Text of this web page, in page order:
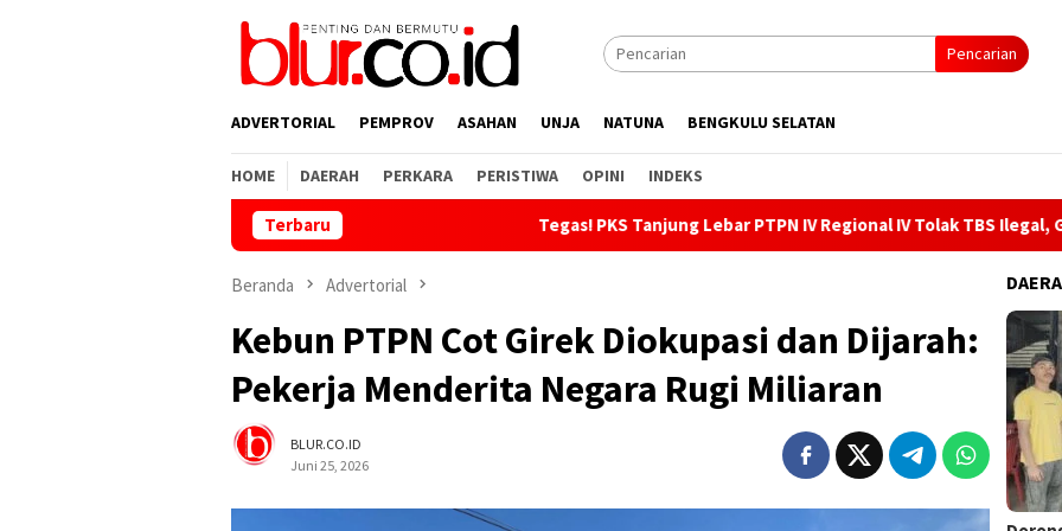
Pencarian
ADVERTORIAL PEMPROV ASAHAN UNJA NATUNA BENGKULU SELATAN
HOME DAERAH PERKARA PERISTIWA OPINI INDEKS
Terbaru Tegas! PKS Tanjung Lebar PTPN IV Regional IV Tolak TBS Ilegal, Gandeng
Beranda Advertorial
Kebun PTPN Cot Girek Diokupasi dan Dijarah:
Pekerja Menderita Negara Rugi Miliaran
BLUR.CO.ID
Juni 25, 2026